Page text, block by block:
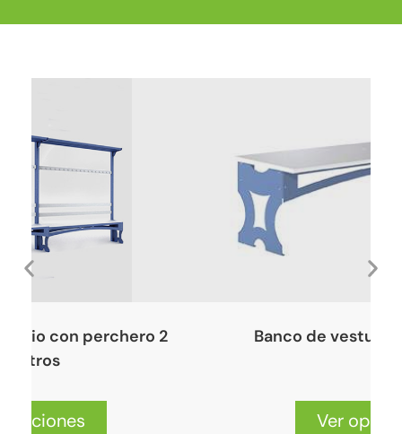
con perchero 2
metros
opciones
Banco de
Ver